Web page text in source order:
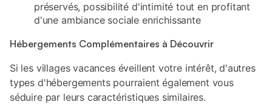
préservés, possibilité d'intimité tout en profitant
d'une ambiance sociale enrichissante
Hébergements Complémentaires à Découvrir
Si les villages vacances éveillent votre intérêt, d'autres
types d'hébergements pourraient également vous
séduire par leurs caractéristiques similaires.